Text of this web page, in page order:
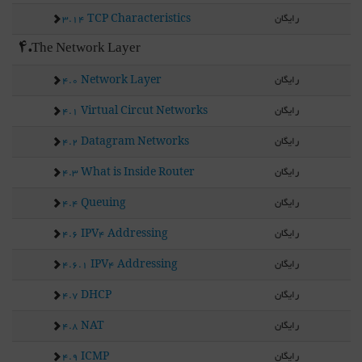
3.14 TCP Characteristics رایگان
4.The Network Layer
4.0 Network Layer
رایگان
4.1 Virtual Circut Networks
رایگان
4.2 Datagram Networks
رایگان
4.3 What is Inside Router
رایگان
4.4 Queuing
رایگان
4.6 IPV4 Addressing
رایگان
4.6.1 IPV4 Addressing
رایگان
4.7 DHCP
رایگان
4.8 NAT
رایگان
4.9 ICMP
رایگان